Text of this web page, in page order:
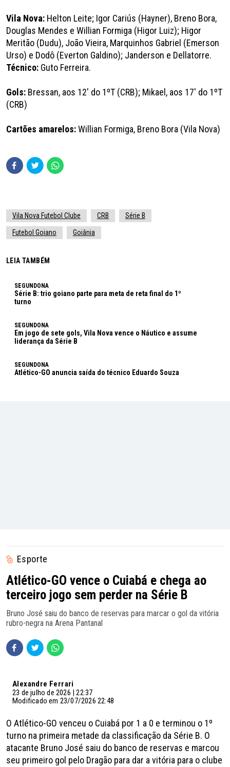
Vila Nova: Helton Leite; Igor Cariús (Hayner), Breno Bora,
Douglas Mendes e Willian Formiga (Higor Luiz); Higor
Meritão (Dudu), João Vieira, Marquinhos Gabriel (Emerson
Urso) e Dodô (Everton Galdino); Janderson e Dellatorre.
Técnico: Guto Ferreira.
Gols: Bressan, aos 12' do 1ºT (CRB); Mikael, aos 17' do 1ºT
(CRB)
Cartões amarelos:Willian Formiga, Breno Bora (Vila Nova)
Vila Nova Futebol Clube CRB Série B
Futebol Goiano Goiânia
LEIA TAMBÉM
SEGUNDONA
Série B: trio goiano parte para meta de reta final do 1º
turno
SEGUNDONA
Em jogo de sete gols, Vila Nova vence o Náutico e assume
liderança da Série B
SEGUNDONA
Atlético-GO anuncia saída do técnico Eduardo Souza
Esporte
Atlético-GO vence o Cuiabá e chega ao
terceiro jogo sem perder na Série B
Bruno José saiu do banco de reservas para marcar o gol da vitória
rubro-negra na Arena Pantanal
Alexandre Ferrari
23 de julho de 2026 | 22:37
Modificado em 23/07/2026 22:48
O Atlético-GO venceu o Cuiabá por 1 a 0 e terminou o 1º
turno na primeira metade da classificação da Série B. O
atacante Bruno José saiu do banco de reservas e marcou
seu primeiro gol pelo Dragão para dar a vitória para o clube